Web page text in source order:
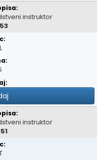
instruktor
instruktor